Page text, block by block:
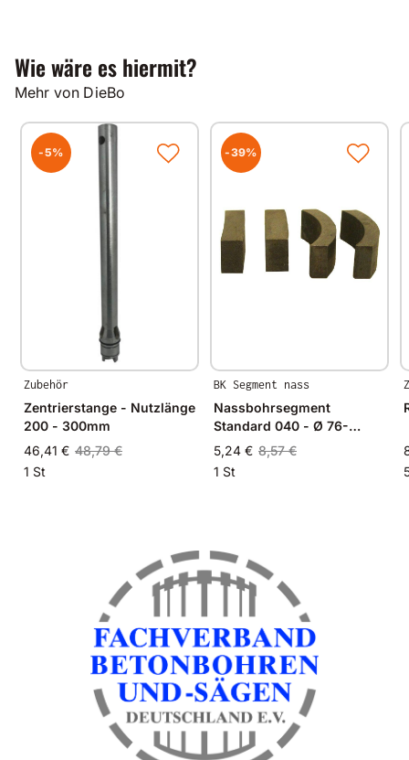
Wie wäre es hiermit?
Mehr von DieBo
-5%
Zubehör
Zentrierstange - Nutzlänge
200 - 300mm
46,41 € 48,79 €
1 St
-39%
BK Segment nass
Nassbohrsegment
Standard 040 - Ø 76-
102mm - 24x3,5x8,0mm
5,24 € 8,57 €
1 St